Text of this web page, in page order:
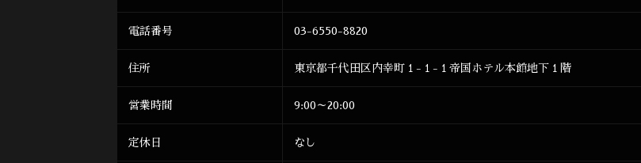
電話番号 03-6550-8820
住所 東京都千代田区内幸町１-１-１帝国ホテル本館地下１階
営業時間 9:00～20:00
定休日 なし